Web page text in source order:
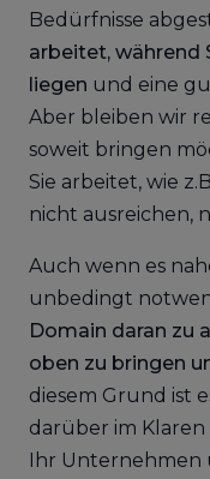
Bedürfnisse
arbeitet, während
liegen und eine
Aber bleiben wir
soweit bringen
Sie arbeitet, wie
nicht ausreichen,
Auch wenn es
unbedingt
Domain daran zu
oben zu bringen
diesem Grund ist
darüber im Klaren
Ihr Unternehmen